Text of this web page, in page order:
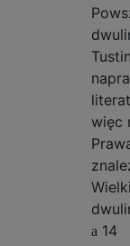
więc
14